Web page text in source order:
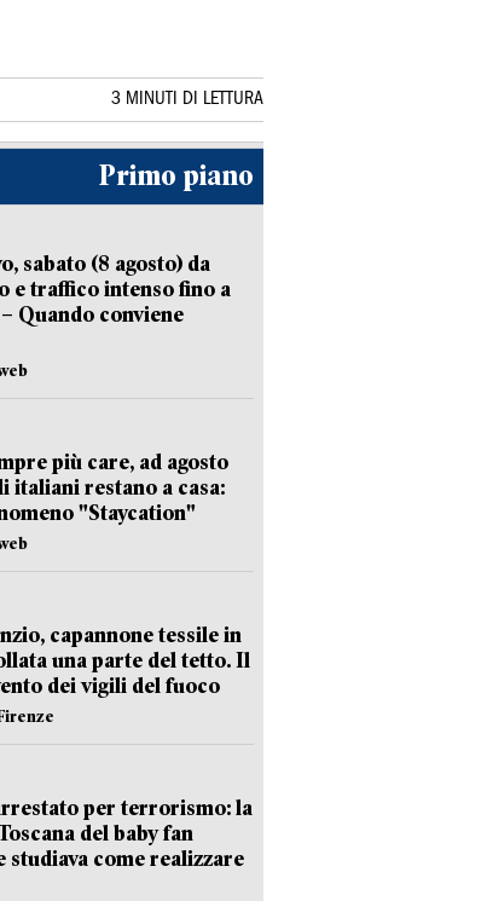
3 MINUTI DI LETTURA
Primo piano
sabato (8 agosto) da
e traffico intenso fino a
Quando conviene
più care, ad agosto
italiani restano a casa:
"Staycation"
capannone tessile in
una parte del tetto. Il
dei vigili del fuoco
per terrorismo: la
del baby fan
studiava come realizzare